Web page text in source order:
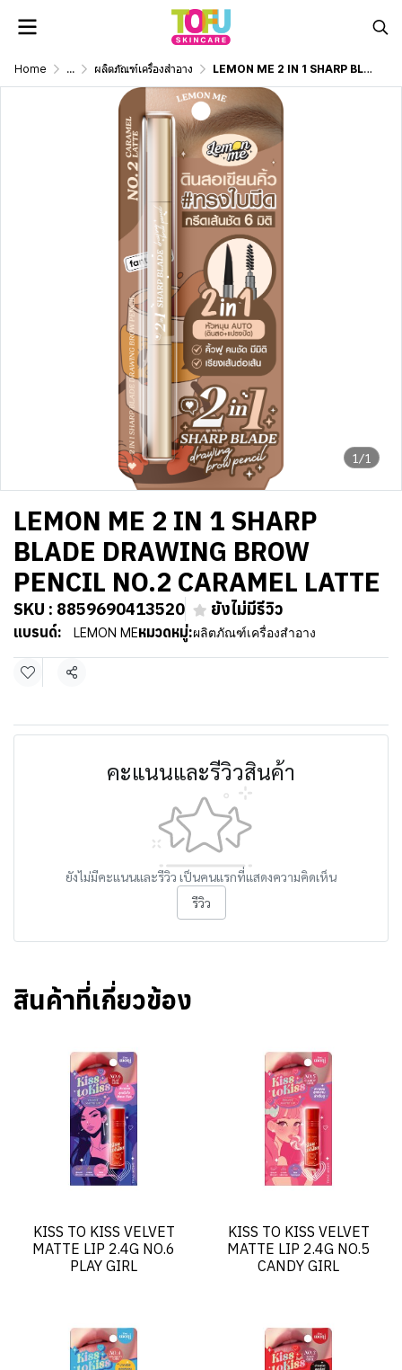
Home ... ผลิตภัณฑ์เครื่องสำอาง LEMON ME 2 IN 1 SHARP BLADE DRAWING BROW PENCIL NO.2 CARAMEL LATTE
1/1
LEMON ME 2 IN 1 SHARP
BLADE DRAWING BROW
PENCIL NO.2 CARAMEL LATTE
SKU : 8859690413520 ยังไม่มีรีวิว
แบรนด์: LEMON MEหมวดหมู่:ผลิตภัณฑ์เครื่องสำอาง
แชร์
คะแนนและรีวิวสินค้า
ยังไม่มีคะแนนและรีวิว เป็นคนแรกที่แสดงความคิดเห็น
รีวิว
สินค้าที่เกี่ยวข้อง
KISS TO KISS VELVET
MATTE LIP 2.4G NO.6
PLAY GIRL
KISS TO KISS VELVET
MATTE LIP 2.4G NO.5
CANDY GIRL